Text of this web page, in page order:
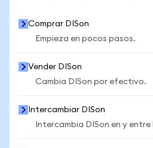
Comprar DISon
Empieza en pocos pasos.
Vender DISon
Cambia DISon por efectivo.
Intercambiar DISon
Intercambia DISon en y